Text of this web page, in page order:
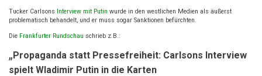
wieder
einmal:
Tucker Carlsons Interview mit Putin wurde in den westlichen Medien als äußerst
problematisch behandelt, und er muss sogar Sanktionen befürchten.
Die Frankfurter Rundschau schrieb z.B.:
„Propaganda statt Pressefreiheit: Carlsons Interview
spielt Wladimir Putin in die Karten